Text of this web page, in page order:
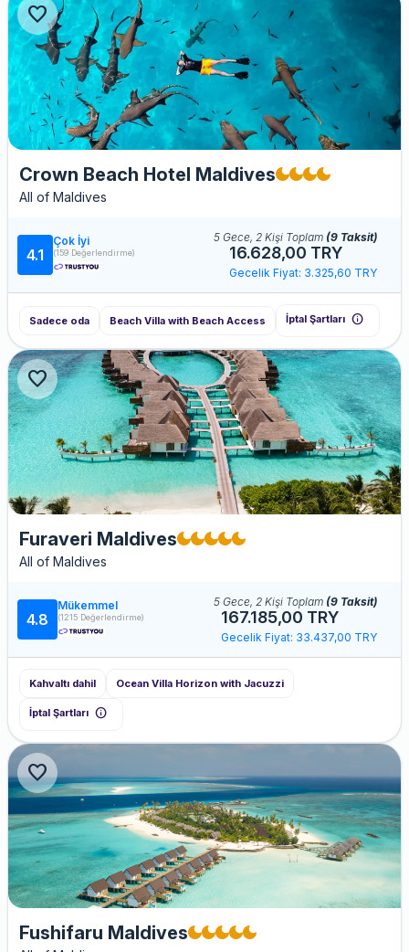
favorite
Crown Beach Hotel Maldives
All of Maldives
4.1
Çok İyi
(159 Değerlendirme)
5 Gece, 2 Kişi Toplam (9 Taksit)
16.628,00 TRY
Gecelik Fiyat: 3.325,60 TRY
Sadece oda Beach Villa with Beach Access İptal Şartları info
favorite
Furaveri Maldives
All of Maldives
4.8
Mükemmel
(1215 Değerlendirme)
5 Gece, 2 Kişi Toplam (9 Taksit)
167.185,00 TRY
Gecelik Fiyat: 33.437,00 TRY
Kahvaltı dahil Ocean Villa Horizon with Jacuzzi
İptal Şartları info
favorite
Fushifaru Maldives